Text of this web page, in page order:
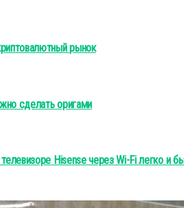
рынок
сделать оригами
Hisense через Wi-Fi легко и